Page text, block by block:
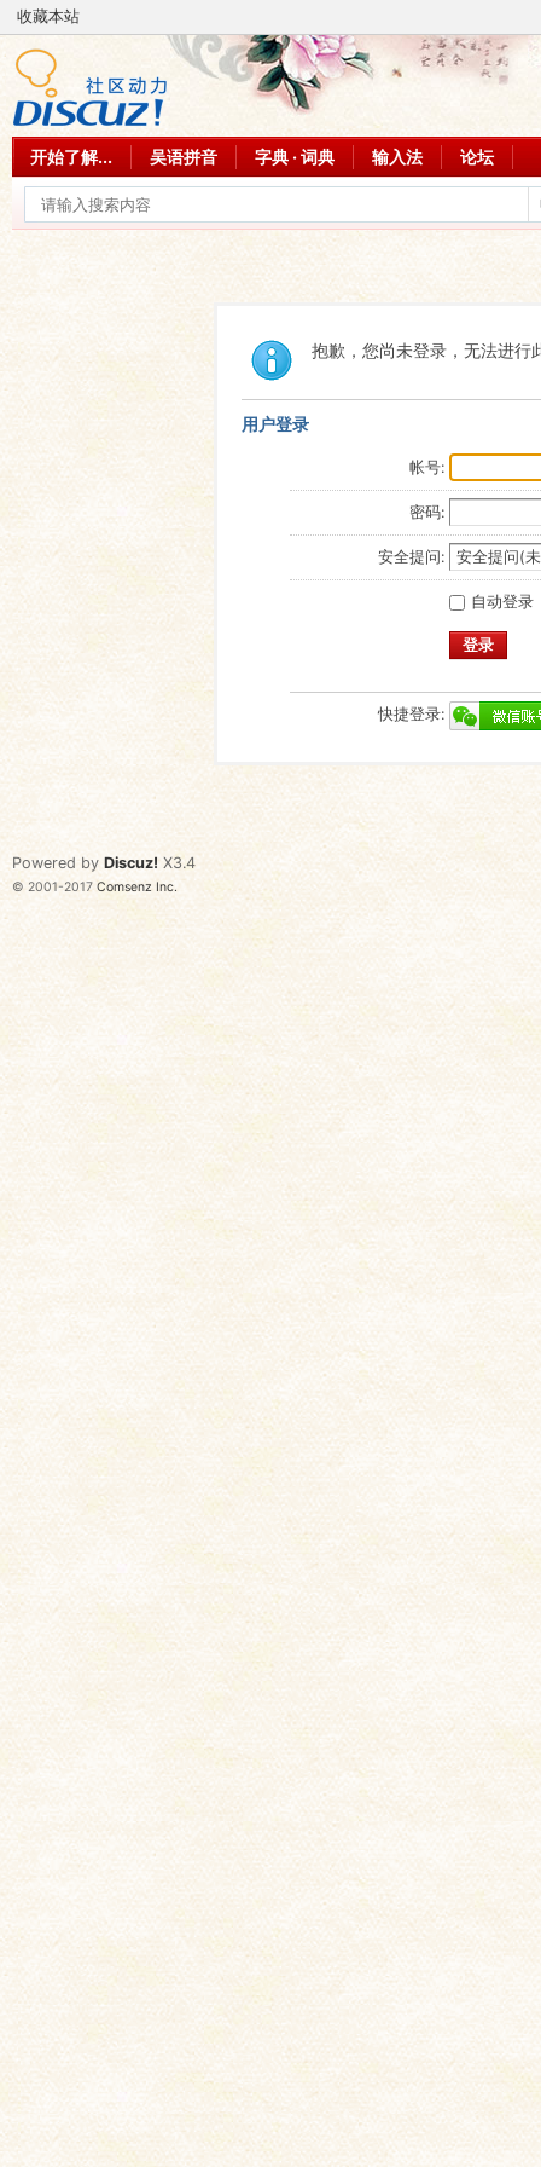
收藏本站
开始了解... 吴语拼音 字典 · 词典 输入法 论坛
抱歉，您尚未登录，无法进行
用户登录
帐号:
密码:
安全提问:
自动登录
登录
快捷登录:
Powered by Discuz! X3.4
© 2001-2017 Comsenz Inc.